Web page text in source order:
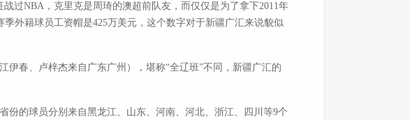
NBA，克里克是周琦的澳超前队友，而仅仅是为了拿下2011年
外籍球员工资帽是425万美元，这个数字对于新疆广汇来说貌似
春、卢梓杰来自广东广州），堪称“全辽班”不同，新疆广汇的
的球员分别来自黑龙江、山东、河南、河北、浙江、四川等9个